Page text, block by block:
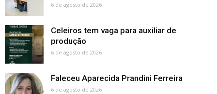
6 de agosto de 2026
Celeiros tem vaga para auxiliar de
produção
6 de agosto de 2026
Faleceu Aparecida Prandini Ferreira
6 de agosto de 2026